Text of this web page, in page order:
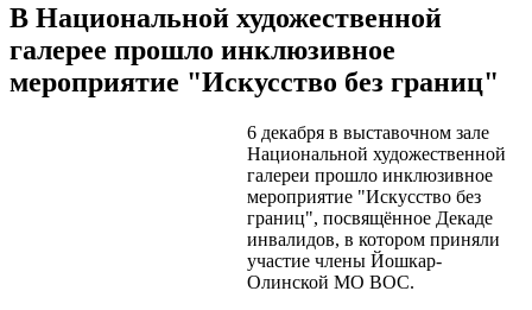
В Национальной художественной
галерее прошло инклюзивное
мероприятие "Искусство без границ"
6 декабря в выставочном зале
Национальной художественной
галереи прошло инклюзивное
мероприятие "Искусство без
границ", посвящённое Декаде
инвалидов, в котором приняли
участие члены Йошкар-
Олинской МО ВОС.